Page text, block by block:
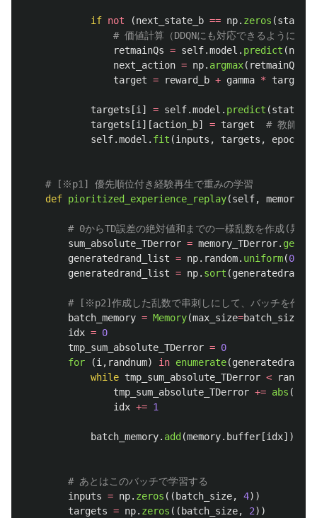
if not (next_state_b == np. zeros (state_b
retmainQs = self.model . predict (
next_action = np. argmax( retmainQs
target = reward_b + gamma * targetQN
targets [i] = self.model . predict (state_b
targets [i][action_b] = target
self.model . fit (inputs , targets , epochs
def pioritized_experience_replay(self, memory
sum_absolute_TDerror = memory_TDerror.
generatedrand_list = np. random. uniform(0
generatedrand_list = np. sort (
batch_memory = Memory(max_size=batch_size
idx = 0
tmp_sum_absolute_TDerror = 0
for
(i, randnum) in enumerate(
while tmp_sum_absolute_TDerror <
randnum
tmp_sum_absolute_TDerror += abs (
idx += 1
batch_memory. add (memory. buffer [idx])
inputs = np. zeros (( batch_size, 4))
targets = np. zeros (( batch_size, 2))